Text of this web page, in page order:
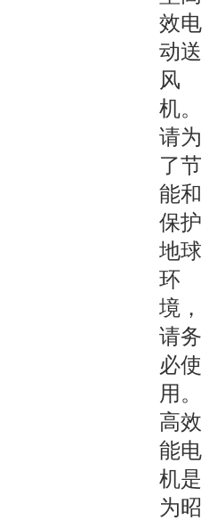
效电
动送
风
机。
请为
了节
能和
保护
地球
环
境，
请务
必使
用。
高效
能电
机是
为昭